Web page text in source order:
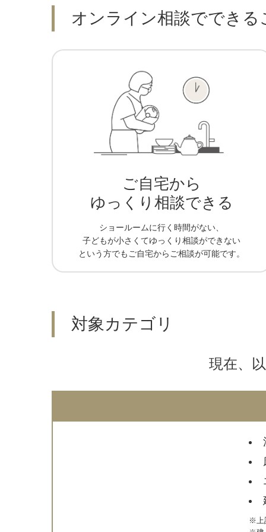
オンライン相談でできる
ご自宅から
ゆっくり相談できる
ショールームに行く時間がない、
子どもが小さくてゆっくり相談ができない
という方でもご自宅からご相談が可能です。
対象カテゴリ
現在、
※上